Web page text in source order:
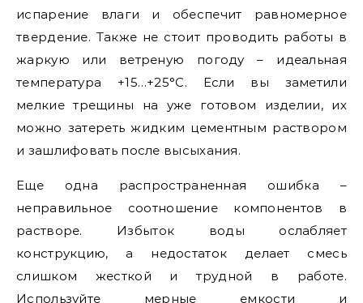
испарение влаги и обеспечит равномерное
твердение. Также не стоит проводить работы в
жаркую или ветреную погоду – идеальная
температура +15…+25°C. Если вы заметили
мелкие трещины на уже готовом изделии, их
можно затереть жидким цементным раствором
и зашлифовать после высыхания.
Еще одна распространенная ошибка –
неправильное соотношение компонентов в
растворе. Избыток воды ослабляет
конструкцию, а недостаток делает смесь
слишком жесткой и трудной в работе.
Используйте мерные емкости и